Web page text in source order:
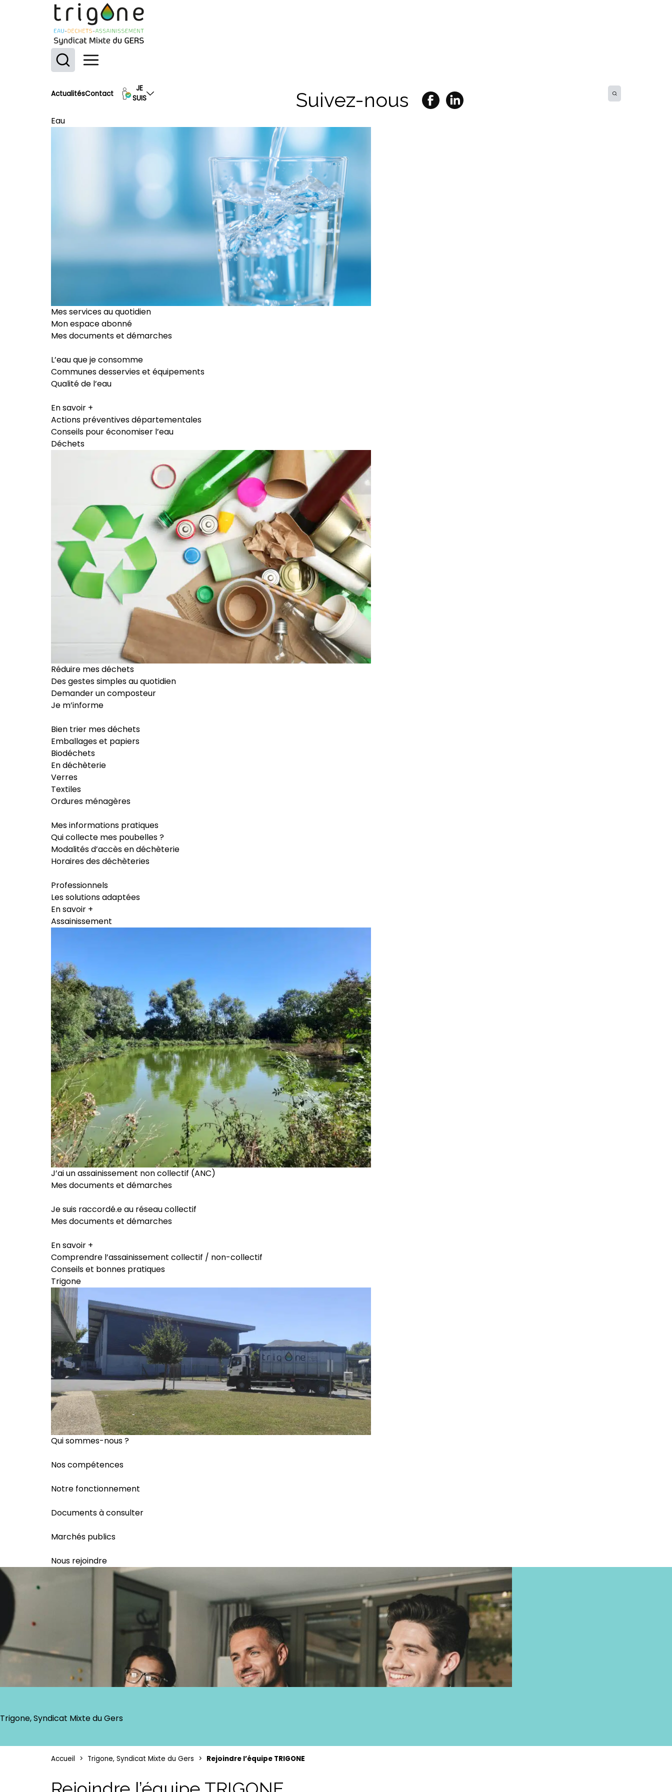
Trigone : Syndicat mixte du Gers
Ouvrir le menu
ActualitésContact
JE
SUIS
Suivez-nous
Eau
Mes services au quotidien
Mon espace abonné
Mes documents et démarches
L’eau que je consomme
Communes desservies et équipements
Qualité de l’eau
En savoir +
Actions préventives départementales
Conseils pour économiser l’eau
Déchets
Réduire mes déchets
Des gestes simples au quotidien
Demander un composteur
Je m’informe
Bien trier mes déchets
Emballages et papiers
Biodéchets
En déchèterie
Verres
Textiles
Ordures ménagères
Mes informations pratiques
Qui collecte mes poubelles ?
Modalités d’accès en déchèterie
Horaires des déchèteries
Professionnels
Les solutions adaptées
En savoir +
Assainissement
J’ai un assainissement non collectif (ANC)
Mes documents et démarches
Je suis raccordé.e au réseau collectif
Mes documents et démarches
En savoir +
Comprendre l’assainissement collectif / non-collectif
Conseils et bonnes pratiques
Trigone
Qui sommes-nous ?
Nos compétences
Notre fonctionnement
Documents à consulter
Marchés publics
Nous rejoindre
Trigone, Syndicat Mixte du Gers
Accueil Trigone, Syndicat Mixte du Gers Rejoindre l’équipe TRIGONE